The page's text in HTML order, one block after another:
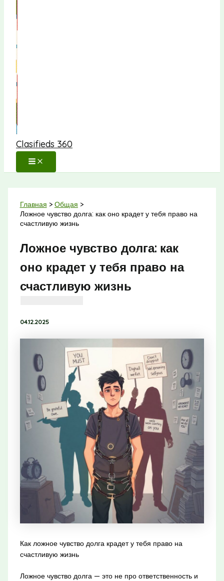
Clasifieds 360
Главная
Общая
Ложное чувство долга: как оно крадет у тебя право на
счастливую жизнь
Ложное чувство долга: как
оно крадет у тебя право на
счастливую жизнь
04.12.2025
Как ложное чувство долга крадет у тебя право на
счастливую жизнь
Ложное чувство долга — это не про ответственность и